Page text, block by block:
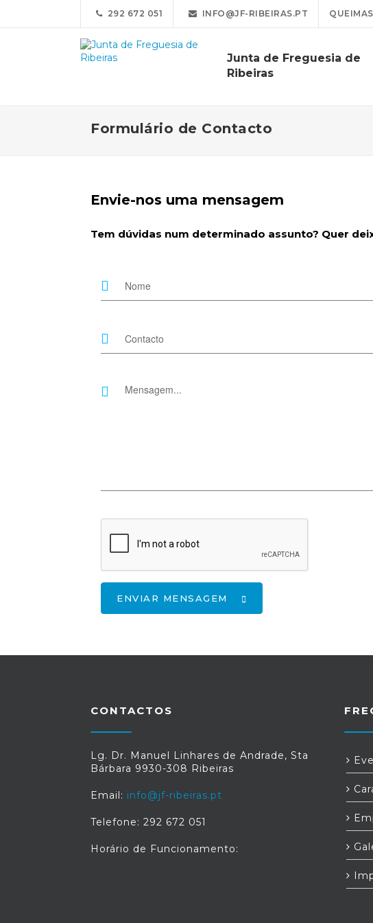
292 672 051 INFO@JF-RIBEIRAS.PT
Junta de Freguesia de
Ribeiras
Formulário de Contacto
Envie-nos uma mensagem
Tem dúvidas num determinado assunto? Quer
ENVIAR MENSAGEM
CONTACTOS
Lg. Dr. Manuel Linhares de Andrade, Sta
Bárbara 9930-308 Ribeiras
Email: info@jf-ribeiras.pt
Telefone: 292 672 051
Horário de Funcionamento: